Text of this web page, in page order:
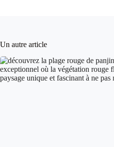
Un autre article